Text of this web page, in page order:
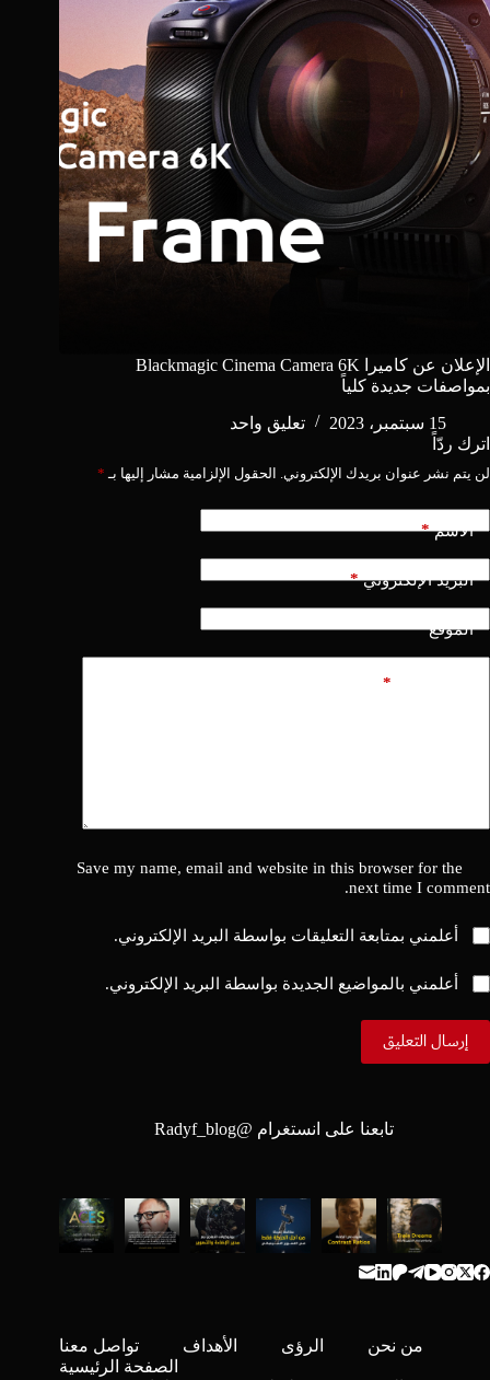
الإعلان عن كاميرا Blackmagic Cinema Camera 6K
بمواصفات جديدة كلياً
15 سبتمبر، 2023
تعليق واحد
اترك ردّاً
لن يتم نشر عنوان بريدك الإلكتروني. الحقول الإلزامية مشار إليها بـ *
الاسم*
البريد الإلكتروني*
الموقع
*
Save my name, email and website in this browser for the
next time I comment.
أعلمني بمتابعة التعليقات بواسطة البريد الإلكتروني.
أعلمني بالمواضيع الجديدة بواسطة البريد الإلكتروني.
إرسال التعليق
تابعنا على انستغرام @Radyf_blog
من نحن الرؤى الأهداف
تواصل معنا
الصفحة الرئيسية